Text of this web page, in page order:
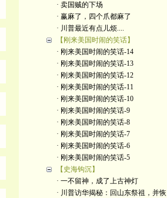
· 卖国贼的下场
· 赢麻了，四个爪都麻了
· 川普最近有点儿烦....
【刚来美国时闹的笑话】
· 刚来美国时闹的笑话-14
· 刚来美国时闹的笑话-13
· 刚来美国时闹的笑话-12
· 刚来美国时闹的笑话-11
· 刚来美国时闹的笑话-10
· 刚来美国时闹的笑话-9
· 刚来美国时闹的笑话-8
· 刚来美国时闹的笑话-7
· 刚来美国时闹的笑话-6
· 刚来美国时闹的笑话-5
【史海钩沉】
· 一不留神，成了上古神灯
· 川普访华揭秘：回山东祭祖，并恢